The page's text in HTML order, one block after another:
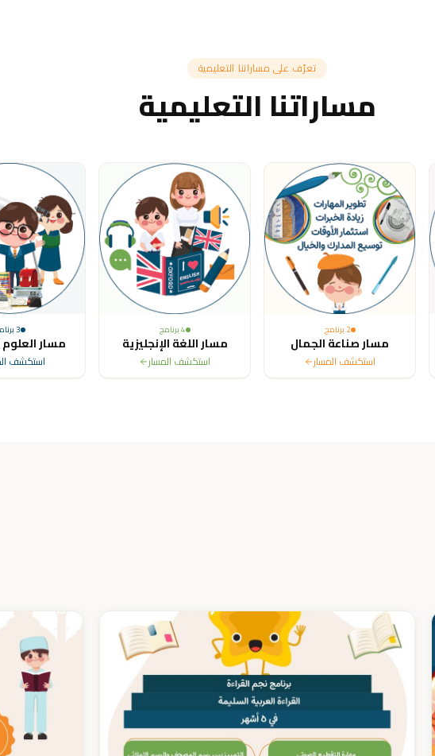
United States, Canada, Australia, France, Sweden, Netherlands,
تعرّف على مساراتنا التعليمية
مساراتنا التعليمية
2 برنامج
مسار صناعة الجمال
استكشف المسار
4برنامج
مسار اللغة الإنجليزية
استكشف المسار
3
مسار
استكشف